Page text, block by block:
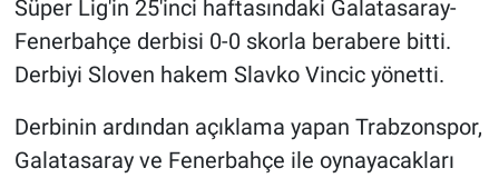
Süper Lig'in 25'inci haftasındaki Galatasaray-
Fenerbahçe derbisi 0-0 skorla berabere bitti.
Derbiyi Sloven hakem Slavko Vincic yönetti.
Derbinin ardından açıklama yapan Trabzonspor,
Galatasaray ve Fenerbahçe ile oynayacakları
Gündem Özel
Haber